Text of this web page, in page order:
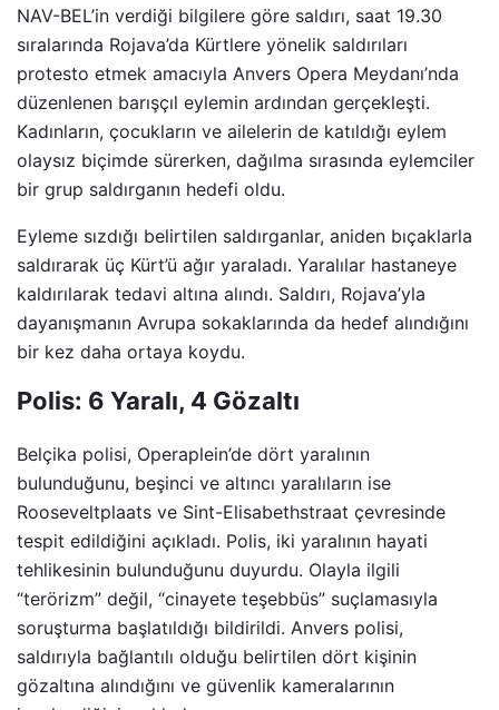
NAV-BEL’in verdiği bilgilere göre saldırı, saat 19.30
sıralarında Rojava’da Kürtlere yönelik saldırıları
protesto etmek amacıyla Anvers Opera Meydanı’nda
düzenlenen barışçıl eylemin ardından gerçekleşti.
Kadınların, çocukların ve ailelerin de katıldığı eylem
olaysız biçimde sürerken, dağılma sırasında eylemciler
bir grup saldırganın hedefi oldu.
Eyleme sızdığı belirtilen saldırganlar, aniden bıçaklarla
saldırarak üç Kürt’ü ağır yaraladı. Yaralılar hastaneye
kaldırılarak tedavi altına alındı. Saldırı, Rojava’yla
dayanışmanın Avrupa sokaklarında da hedef alındığını
bir kez daha ortaya koydu.
Polis: 6 Yaralı, 4 Gözaltı
Belçika polisi, Operaplein’de dört yaralının
bulunduğunu, beşinci ve altıncı yaralıların ise
Rooseveltplaats ve Sint-Elisabethstraat çevresinde
tespit edildiğini açıkladı. Polis, iki yaralının hayati
tehlikesinin bulunduğunu duyurdu. Olayla ilgili
“terörizm” değil, “cinayete teşebbüs” suçlamasıyla
soruşturma başlatıldığı bildirildi. Anvers polisi,
saldırıyla bağlantılı olduğu belirtilen dört kişinin
gözaltına alındığını ve güvenlik kameralarının